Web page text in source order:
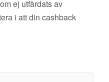
ej utfärdats av
i att din cashback